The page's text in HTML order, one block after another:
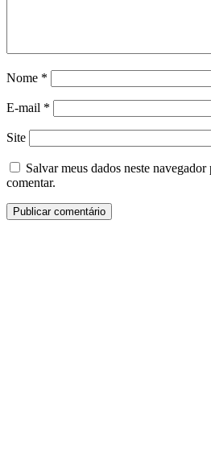
Nome *
E-mail *
Site
Salvar meus dados neste
comentar.